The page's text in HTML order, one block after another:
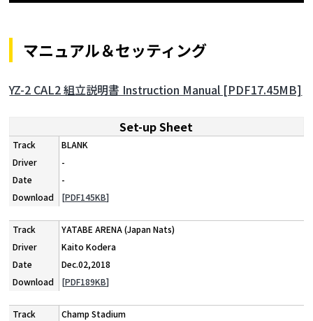
マニュアル＆セッティング
YZ-2 CAL2 組立説明書 Instruction Manual [PDF17.45MB]
Set-up Sheet
BLANK
-
-
[PDF145KB]
YATABE ARENA (Japan Nats)
Kaito Kodera
Dec.02,2018
[PDF189KB]
Champ Stadium